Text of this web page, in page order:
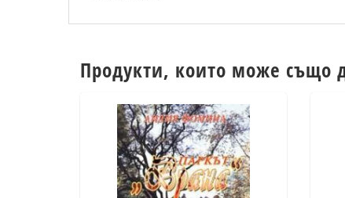
Продукти, които може също